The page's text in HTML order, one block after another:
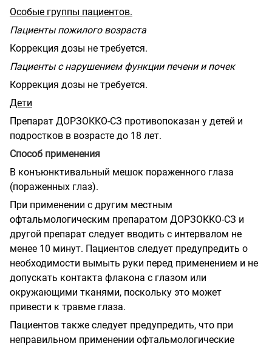
Особые группы пациентов.
Пациенты пожилого возраста
Коррекция дозы не требуется.
Пациенты с нарушением функции печени и почек
Коррекция дозы не требуется.
Дети
Препарат ДОРЗОККО-СЗ противопоказан у детей и
подростков в возрасте до 18 лет.
Способ применения
В конъюнктивальный мешок пораженного глаза
(пораженных глаз).
При применении с другим местным
офтальмологическим препаратом ДОРЗОККО-СЗ и
другой препарат следует вводить с интервалом не
менее 10 минут. Пациентов следует предупредить о
необходимости вымыть руки перед применением и не
допускать контакта флакона с глазом или
окружающими тканями, поскольку это может
привести к травме глаза.
Пациентов также следует предупредить, что при
неправильном применении офтальмологические